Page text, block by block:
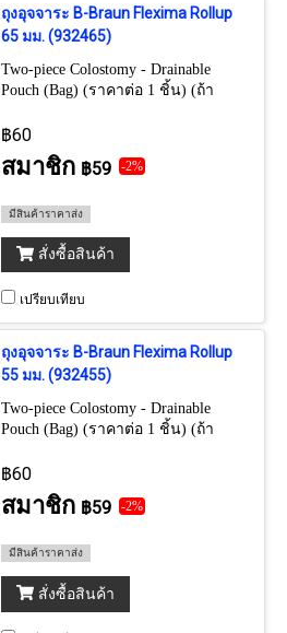
ถุงอุจจาระ B-Braun Flexima Rollup
65 มม. (932465)
Two-piece Colostomy - Drainable
Pouch (Bag) (ราคาต่อ 1 ชิ้น) (ถ้า
฿60
สมาชิก ฿59 -2%
มีสินค้าราคาส่ง
สั่งซื้อสินค้า
เปรียบเทียบ
ถุงอุจจาระ B-Braun Flexima Rollup
55 มม. (932455)
Two-piece Colostomy - Drainable
Pouch (Bag) (ราคาต่อ 1 ชิ้น) (ถ้า
฿60
สมาชิก ฿59 -2%
มีสินค้าราคาส่ง
สั่งซื้อสินค้า